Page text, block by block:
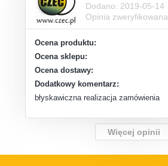
Dodano: 2019-05-14
Opinia zweryfikowana
Ocena produktu:
Ocena sklepu:
Ocena dostawy:
Dodatkowy komentarz:
błyskawiczna realizacja zamówienia
Więcej opinii